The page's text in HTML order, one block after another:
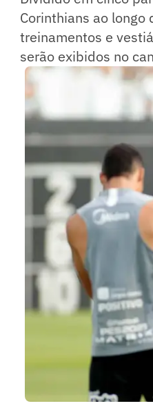
Corinthians ao
treinamentos e
serão exibidos no